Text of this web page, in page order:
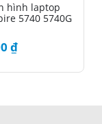
hình laptop
5740 5740G
₫